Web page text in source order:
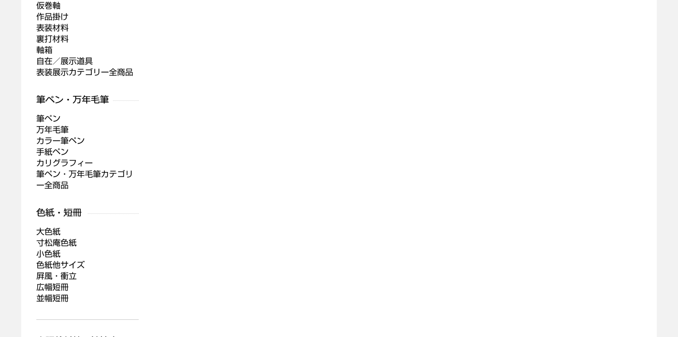
仮巻軸
作品掛け
表装材料
裏打材料
軸箱
自在／展示道具
表装展示カテゴリー全商品
筆ペン
万年毛筆
カラー筆ペン
手紙ペン
カリグラフィー
筆ペン・万年毛筆カテゴリ
ー全商品
大色紙
寸松庵色紙
小色紙
色紙他サイズ
屛風・衝立
広幅短冊
並幅短冊